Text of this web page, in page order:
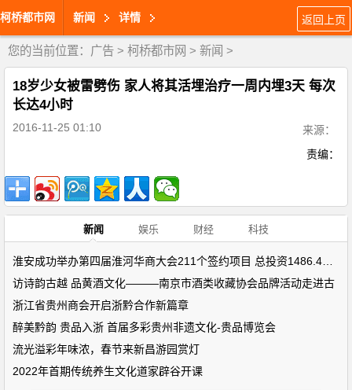
柯桥都市网 新闻 详情 返回上页
您的当前位置： 广告 > 柯桥都市网 > 新闻 >
18岁少女被雷劈伤 家人将其活埋治疗一周内埋3天 每次
长达4小时
2016-11-25 01:10
来源：
责编：
新闻 娱乐 财经 科技
访诗韵古越 品黄酒文化———南京市酒类收藏协会品牌活动走进古
浙江省贵州商会开启浙黔合作新篇章
醉美黔韵 贵品入浙 首届多彩贵州非遗文化-贵品博览会
流光溢彩年味浓，春节来新昌游园赏灯
2022年首期传统养生文化道家辟谷开课